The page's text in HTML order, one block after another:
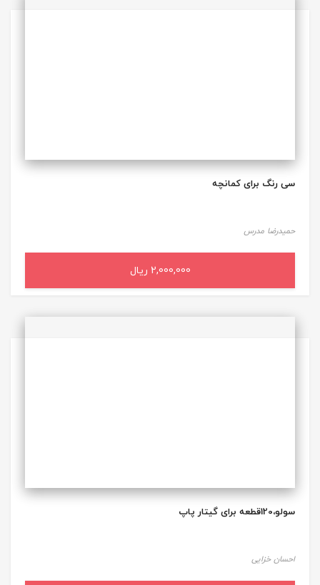
سی رنگ برای کمانچه
حمیدرضا مدرس
2,000,000 ریال
افزودن به سبد خرید
سولو،120قطعه برای گیتار پاپ
احسان خزایی